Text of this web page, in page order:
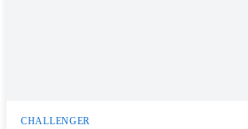
CHALLENGER